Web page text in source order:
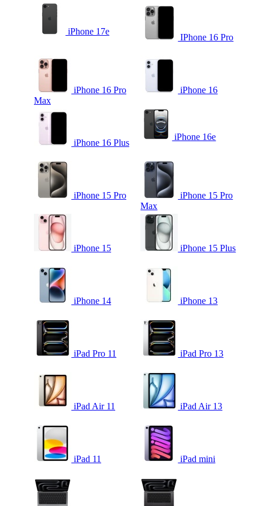
iPhone 17e
IPhone 16 Pro
iPhone 16 Pro
Max
iPhone 16
iPhone 16 Plus
iPhone 16e
iPhone 15 Pro
iPhone 15 Pro
Max
iPhone 15 iPhone 15 Plus
iPhone 14 iPhone 13
iPad Pro 11 iPad Pro 13
iPad Air 11 iPad Air 13
iPad 11 iPad mini